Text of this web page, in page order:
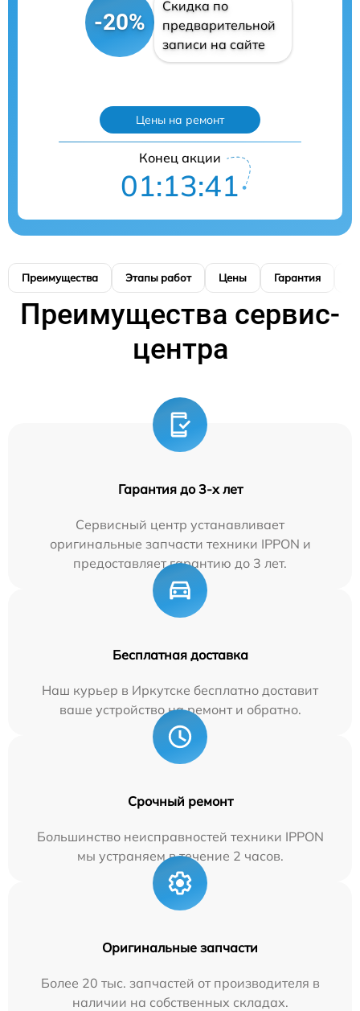
-20%
Скидка по
предварительной
записи на сайте
Цены на ремонт
Конец акции
01:13:40
Преимущества Этапы работ Цены Гарантия
Преимущества сервис-
центра
Гарантия до 3-х лет
Сервисный центр устанавливает
оригинальные запчасти техники IPPON и
предоставляет гарантию до 3 лет.
Бесплатная доставка
Наш курьер в Иркутске бесплатно доставит
ваше устройство на ремонт и обратно.
Срочный ремонт
Большинство неисправностей техники IPPON
мы устраняем в течение 2 часов.
Оригинальные запчасти
Более 20 тыс. запчастей от производителя в
наличии на собственных складах.